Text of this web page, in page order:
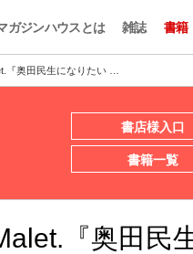
ガジンハウスとは 雑誌 書籍
『奥田民生になりたい …
書店様入口
書籍一覧
『奥田民